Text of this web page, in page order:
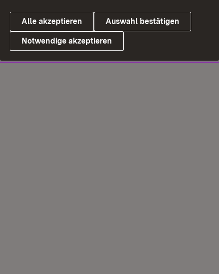
Alle akzeptieren Auswahl bestätigen
Notwendige akzeptieren